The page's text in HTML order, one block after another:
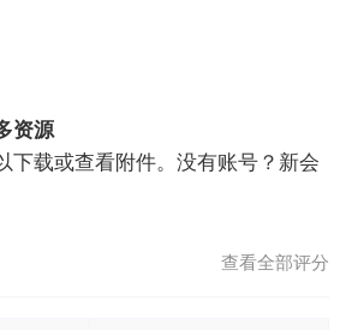
资源
下载或查看附件。没有账号？ 新会
查看全部评分